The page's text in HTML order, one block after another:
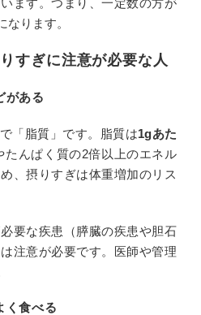
ます。つまり、一定数の方が
ります。
すぎに注意が必要な人
がある
「脂質」です。脂質は1gあた
たんぱく質の2倍以上のエネル
、摂りすぎは体重増加のリス
要な疾患（膵臓の疾患や胆石
注意が必要です。医師や管理
く食べる